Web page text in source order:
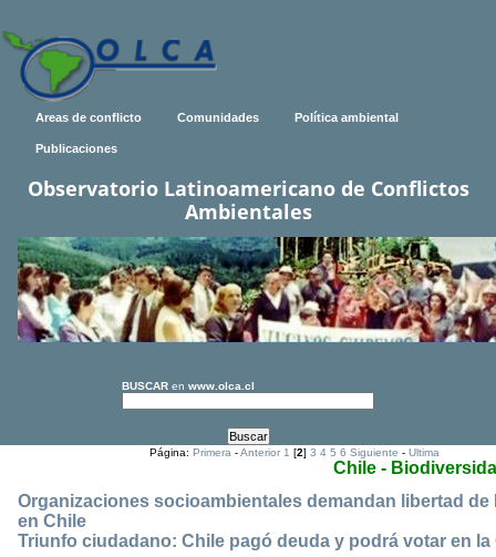
Areas de conflicto Comunidades Política ambiental
Publicaciones
Observatorio Latinoamericano de Conflictos
Ambientales
BUSCAR en www.olca.cl
Página:Primera -Anterior 1 [2]3 4 5 6 Siguiente -Ultima
Chile -
Organizaciones socioambientales demandan libertad
en Chile
Triunfo ciudadano: Chile pagó deuda y podrá votar en